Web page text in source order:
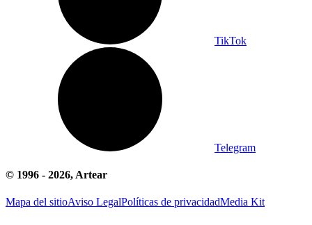
TikTok
Telegram
© 1996 - 2026, Artear
Mapa del sitioAviso LegalPolíticas de privacidadMedia Kit